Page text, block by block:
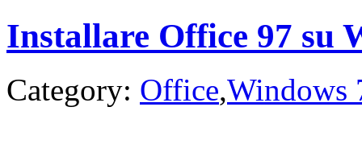
Installare Office 97 su
Category: Office,Windows